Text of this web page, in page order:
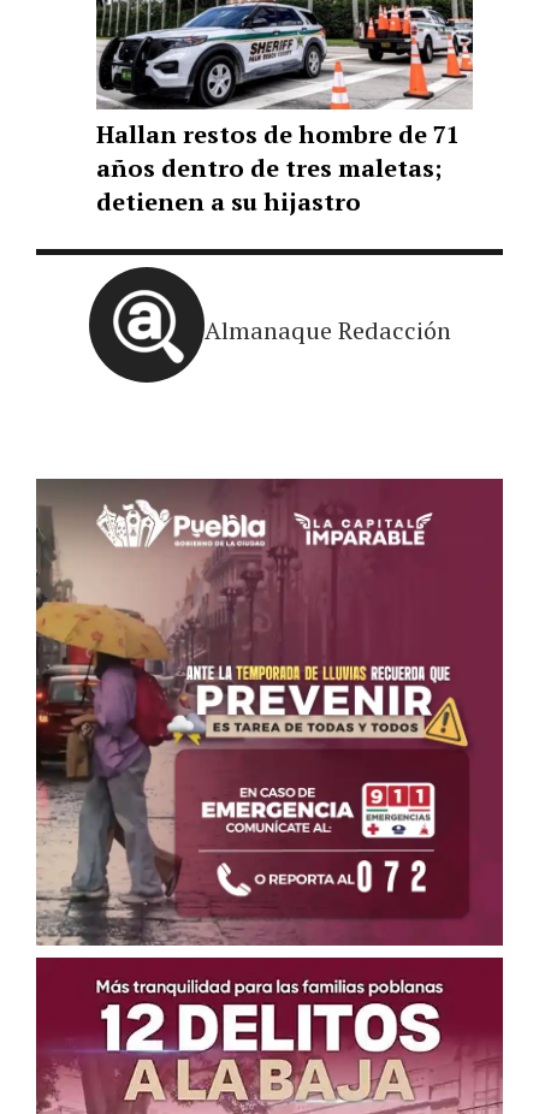
Hallan restos de hombre de 71
años dentro de tres maletas;
detienen a su hijastro
Almanaque Redacción